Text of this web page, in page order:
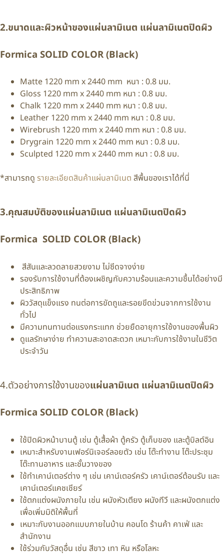
2.ขนาดและผิวหน้าของแผ่นลามิเนต แผ่นลามิเนตปิดผิว
Formica SOLID COLOR (Black)
Matte 1220 mm x 2440 mm หนา : 0.8 มม.
Gloss 1220 mm x 2440 mm หนา : 0.8 มม.
Chalk 1220 mm x 2440 mm หนา : 0.8 มม.
Leather 1220 mm x 2440 mm หนา : 0.8 มม.
Wirebrush 1220 mm x 2440 mm หนา : 0.8 มม.
Drygrain 1220 mm x 2440 mm หนา : 0.8 มม.
Sculpted 1220 mm x 2440 mm หนา : 0.8 มม.
*สามารถดู รายละเอียดสินค้าแผ่นลามิเนต สีพื้นของเราได้ที่นี่
3.คุณสมบัติของแผ่นลามิเนต แผ่นลามิเนตปิดผิว
Formica SOLID COLOR (Black)
สีสันและลวดลายสวยงาม ไม่ซีดจางง่าย
รองรับการใช้งานที่ต้องเผชิญกับความร้อนและความชื้นได้อย่างมี
ประสิทธิภาพ
ผิววัสดุแข็งแรง ทนต่อการขัดถูและรอยขีดข่วนจากการใช้งาน
ทั่วไป
มีความทนทานต่อแรงกระแทก ช่วยยืดอายุการใช้งานของพื้นผิว
ดูแลรักษาง่าย ทำความสะอาดสะดวก เหมาะกับการใช้งานในชีวิต
ประจำวัน
4.ตัวอย่างการใช้งานของแผ่นลามิเนต แผ่นลามิเนตปิดผิว
Formica SOLID COLOR (Black)
ใช้ปิดผิวหน้าบานตู้ เช่น ตู้เสื้อผ้า ตู้ครัว ตู้เก็บของ และตู้บิลต์อิน
เหมาะสำหรับงานเฟอร์นิเจอร์ลอยตัว เช่น โต๊ะทำงาน โต๊ะประชุม
โต๊ะทานอาหาร และชั้นวางของ
ใช้ทำเคาน์เตอร์ต่าง ๆ เช่น เคาน์เตอร์ครัว เคาน์เตอร์ต้อนรับ และ
เคาน์เตอร์แคชเชียร์
ใช้ตกแต่งผนังภายใน เช่น ผนังหัวเตียง ผนังทีวี และผนังตกแต่ง
เพื่อเพิ่มมิติให้พื้นที่
เหมาะกับงานออกแบบภายในบ้าน คอนโด ร้านค้า คาเฟ่ และ
สำนักงาน
ใช้ร่วมกับวัสดุอื่น เช่น สีขาว เทา หิน หรือโลหะ